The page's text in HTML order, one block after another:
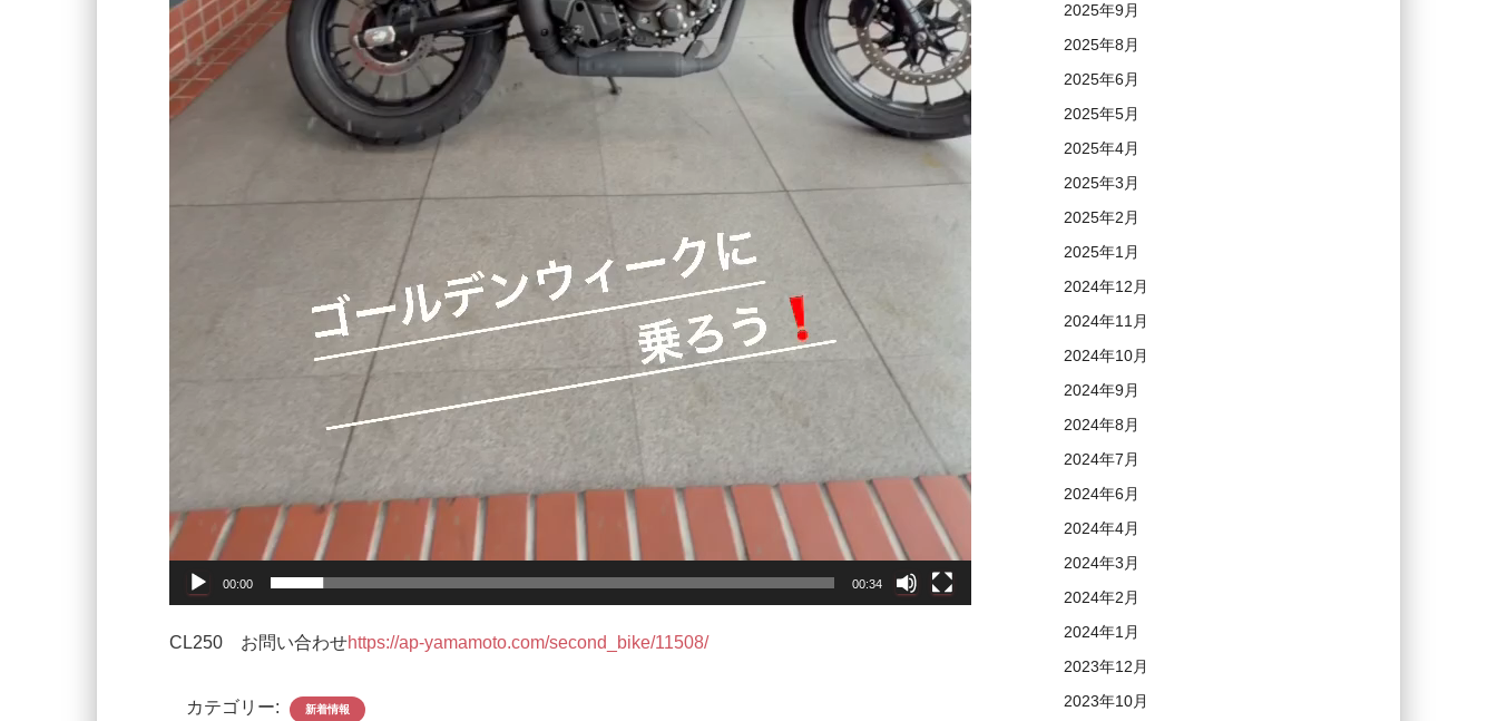
00:00 00:34
CL250 お問い合わせhttps://ap-yamamoto.com/second_bike/11508/
カテゴリー: 新着情報
2025年9月
2025年8月
2025年6月
2025年5月
2025年4月
2025年3月
2025年2月
2025年1月
2024年12月
2024年11月
2024年10月
2024年9月
2024年8月
2024年7月
2024年6月
2024年4月
2024年3月
2024年2月
2024年1月
2023年12月
2023年10月